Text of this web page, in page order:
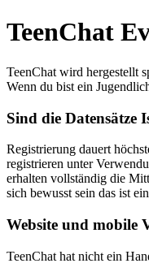
TeenChat
TeenChat wird hergestellt
Wenn du bist ein
Sind die Datensätze
Registrierung dauert
registrieren unter
erhalten vollständig die
sich bewusst sein das ist
Website und mobile
TeenChat hat nicht ein